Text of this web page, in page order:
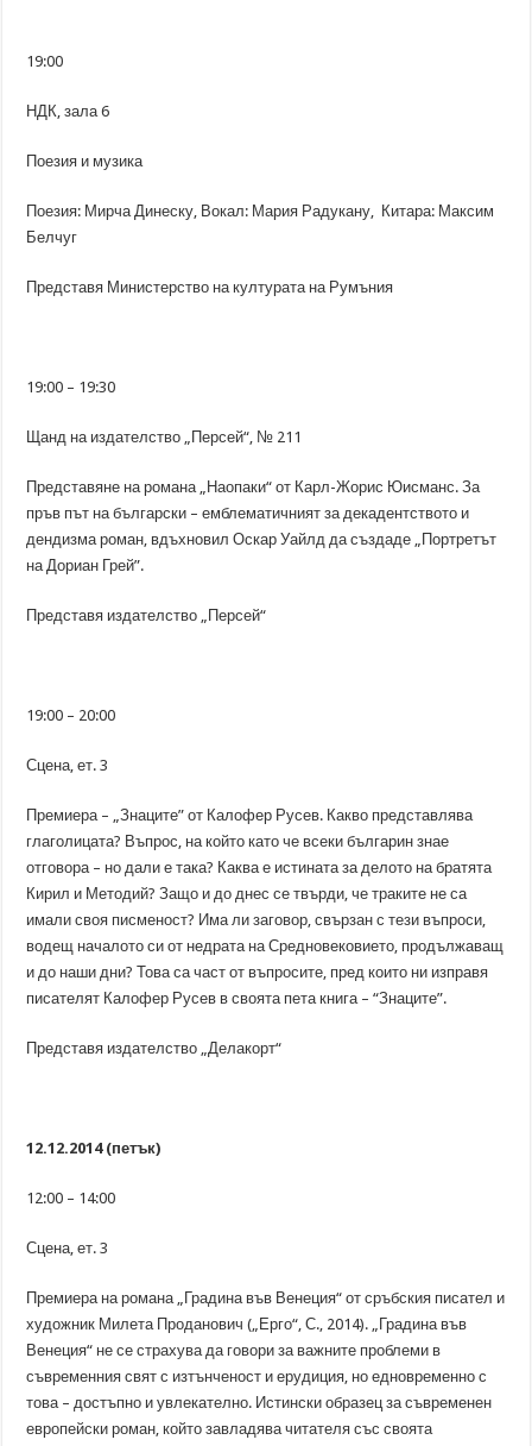
19:00
НДК, зала 6
Поезия и музика
Поезия: Мирча Динеску, Вокал: Мария Радукану, Китара: Максим
Белчуг
Представя Министерство на културата на Румъния
19:00 – 19:30
Щанд на издателство „Персей“, № 211
Представяне на романа „Наопаки“ от Карл-Жорис Юисманс. За
пръв път на български – емблематичният за декадентството и
дендизма роман, вдъхновил Оскар Уайлд да създаде „Портретът
на Дориан Грей”.
Представя издателство „Персей“
19:00 – 20:00
Сцена, ет. 3
Премиера – „Знаците” от Калофер Русев. Какво представлява
глаголицата? Въпрос, на който като че всеки българин знае
отговора – но дали е така? Каква е истината за делото на братята
Кирил и Методий? Защо и до днес се твърди, че траките не са
имали своя писменост? Има ли заговор, свързан с тези въпроси,
водещ началото си от недрата на Средновековието, продължаващ
и до наши дни? Това са част от въпросите, пред които ни изправя
писателят Калофер Русев в своята пета книга – “Знаците”.
Представя издателство „Делакорт“
12.12.2014 (петък)
12:00 – 14:00
Сцена, ет. 3
Премиера на романа „Градина във Венеция“ от сръбския писател и
художник Милета Проданович („Ерго“, С., 2014). „Градина във
Венеция“ не се страхува да говори за важните проблеми в
съвременния свят с изтънченост и ерудиция, но едновременно с
това – достъпно и увлекателно. Истински образец за съвременен
европейски роман, който завладява читателя със своята